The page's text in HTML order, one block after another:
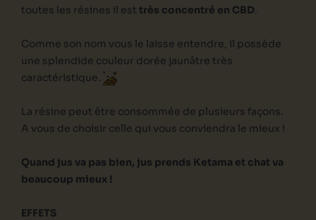
toutes les résines il est très concentré en CBD.
Comme son nom vous le laisse entendre, il possède
une splendide couleur dorée jaunâtre très
caractéristique.
La résine peut être consommée de plusieurs façons.
A vous de choisir celle qui vous conviendra le mieux !
Quand jus va pas bien, jus prends Ketama et chat va
beaucoup mieux !
EFFETS